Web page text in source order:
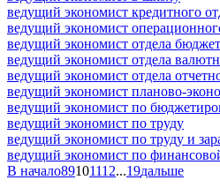
ведущий экономист кредитного
ведущий экономист
ведущий экономист отдела
ведущий экономист отдела
ведущий экономист отдела
ведущий экономист планово-
ведущий экономист по
ведущий экономист по труду
ведущий экономист по труду и
ведущий экономист по
В начало89101112...19дальше